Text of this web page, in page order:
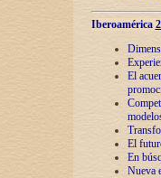
Iberoamérica
El
El
En
Nueva